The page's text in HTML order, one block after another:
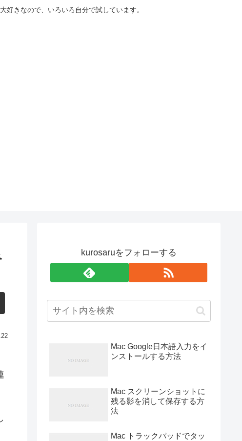
きなので、いろいろ自分で試しています。
kurosaruをフォローする
Mac Google日本語入力をイ
ンストールする方法
Mac スクリーンショットに
残る影を消して保存する方
法
Mac トラックパッドでタッ